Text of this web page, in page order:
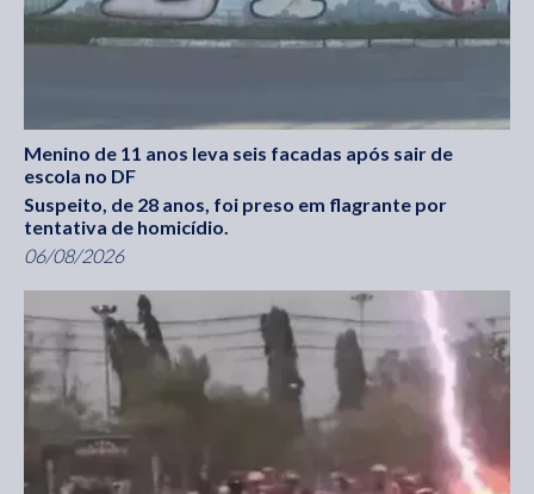
Menino de 11 anos leva seis facadas após sair de
escola no DF
Suspeito, de 28 anos, foi preso em flagrante por
tentativa de homicídio.
06/08/2026